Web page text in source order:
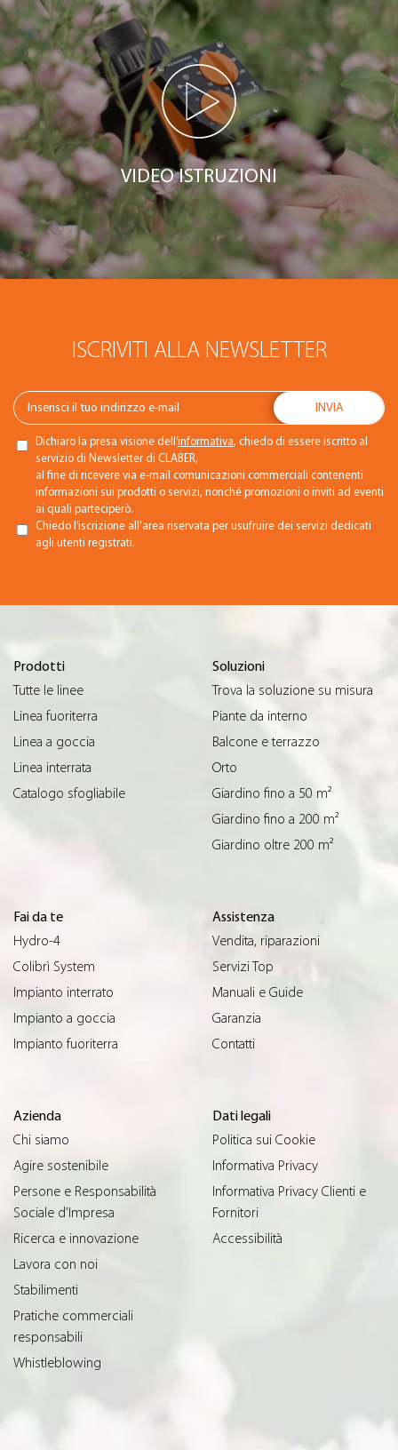
VIDEO ISTRUZIONI
ISCRIVITI ALLA NEWSLETTER
Dichiaro la presa visione dell’informativa, chiedo di essere iscritto al
servizio di Newsletter di CLABER,
al fine di ricevere via e-mail comunicazioni commerciali contenenti
informazioni sui prodotti o servizi, nonché promozioni o inviti ad eventi
ai quali parteciperò.
Chiedo l’iscrizione all’area riservata per usufruire dei servizi dedicati
agli utenti registrati.
Prodotti
Tutte le linee
Linea fuoriterra
Linea a goccia
Linea interrata
Catalogo sfogliabile
Soluzioni
Trova la soluzione su misura
Piante da interno
Balcone e terrazzo
Orto
Giardino fino a 50 m²
Giardino fino a 200 m²
Giardino oltre 200 m²
Fai da te
Hydro-4
Colibrì System
Impianto interrato
Impianto a goccia
Impianto fuoriterra
Assistenza
Vendita, riparazioni
Servizi Top
Manuali e Guide
Garanzia
Contatti
Azienda
Chi siamo
Agire sostenibile
Persone e Responsabilità
Sociale d’Impresa
Ricerca e innovazione
Lavora con noi
Stabilimenti
Pratiche commerciali
responsabili
Whistleblowing
Dati legali
Politica sui Cookie
Informativa Privacy
Informativa Privacy Clienti e
Fornitori
Accessibilità